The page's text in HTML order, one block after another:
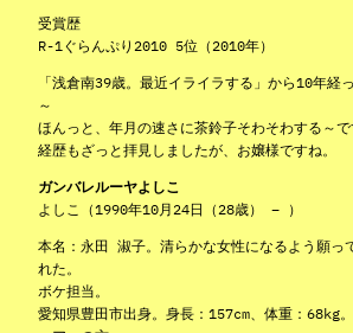
受賞歴
R-1ぐらんぷり2010 5位（2010年）
「浅倉南39歳。最近イライラする」から10年経
～
ほんっと、年月の速さに茶鈴子そわそわする～で
経歴もざっと拝見しましたが、お嬢様ですね。
ガンバレルーヤよしこ
よしこ（1990年10月24日（28歳） – ）
本名：永田 淑子。清らかな女性になるよう願っ
れた。
ボケ担当。
愛知県豊田市出身。身長：157cm、体重：68kg